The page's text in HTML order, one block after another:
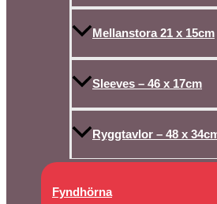
Mellanstora 21 x 15cm
Sleeves – 46 x 17cm
Ryggtavlor – 48 x
Fyndhörna